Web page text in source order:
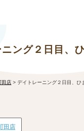
ング２日目、
田店 > デイトレーニング２日目、ひ
田店